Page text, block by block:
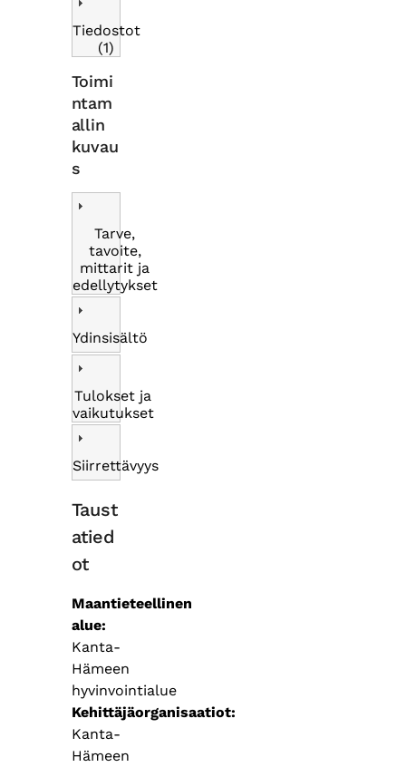
Tiedostot
(1)
Toimi
ntam
allin
kuvau
s
Tarve,
tavoite,
mittarit ja
edellytykset
Ydinsisältö
Tulokset ja
vaikutukset
Siirrettävyys
Taust
atied
ot
Maantieteellinen
alue
Kanta-
Hämeen
hyvinvointialue
Kehittäjäorganisaatiot
Kanta-
Hämeen